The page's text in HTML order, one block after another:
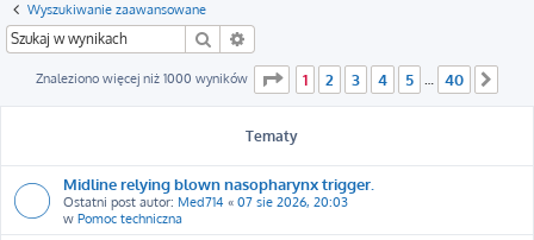
Wyszukiwanie zaawansowane
Szukaj
Znaleziono więcej niż 1000 wyników Strona z40
1 2 3 4 5 40
Tematy
Midline relying blown nasopharynx trigger.
Ostatni post autor: Med714 « 07 sie 2026, 20:03
w Pomoc techniczna